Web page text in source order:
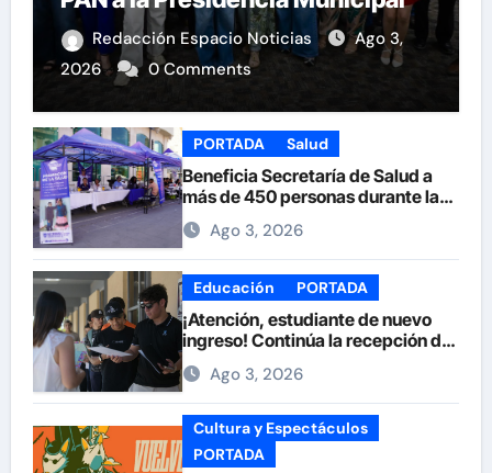
Redacción Espacio Noticias
Ago 3,
2026
0 Comments
PORTADA Salud
Beneficia Secretaría de Salud a
más de 450 personas durante la
Feria de la Salud en la Plaza de
ArmasAgo 3, 2026
Educación PORTADA
¡Atención, estudiante de nuevo
ingreso! Continúa la recepción de
documentos en la UACH.
Ago 3, 2026
Cultura y Espectáculos
PORTADA